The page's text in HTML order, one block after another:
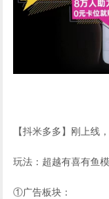
【抖米多多】刚上线
玩法：超越有喜有鱼
①广告板块：